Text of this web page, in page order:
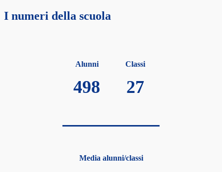
I numeri della scuola
Alunni
498
Classi
27
Media alunni/classi